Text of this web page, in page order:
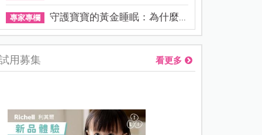
專家專欄 守護寶寶的黃金睡眠：為什麼...
用募集 看更多